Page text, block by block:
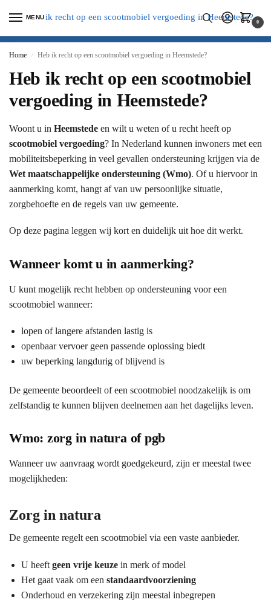
MENU
0
Home / Heb ik recht op een scootmobiel vergoeding in Heemstede?
Heb ik recht op een scootmobiel
vergoeding in Heemstede?
Woont u in Heemstede en wilt u weten of u recht heeft op
scootmobiel vergoeding? In Nederland kunnen inwoners met een
mobiliteitsbeperking in veel gevallen ondersteuning krijgen via de
Wet maatschappelijke ondersteuning (Wmo). Of u hiervoor in
aanmerking komt, hangt af van uw persoonlijke situatie,
zorgbehoefte en de regels van uw gemeente.
Op deze pagina leggen wij kort en duidelijk uit hoe dit werkt.
Wanneer komt u in aanmerking?
U kunt mogelijk recht hebben op ondersteuning voor een
scootmobiel wanneer:
lopen of langere afstanden lastig is
openbaar vervoer geen passende oplossing biedt
uw beperking langdurig of blijvend is
De gemeente beoordeelt of een scootmobiel noodzakelijk is om
zelfstandig te kunnen blijven deelnemen aan het dagelijks leven.
Wmo: zorg in natura of pgb
Wanneer uw aanvraag wordt goedgekeurd, zijn er meestal twee
mogelijkheden:
Zorg in natura
De gemeente regelt een scootmobiel via een vaste aanbieder.
U heeft geen vrije keuze in merk of model
Het gaat vaak om een standaardvoorziening
Onderhoud en verzekering zijn meestal inbegrepen